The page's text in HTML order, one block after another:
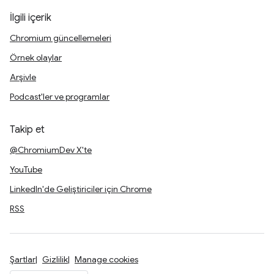
İlgili içerik
Chromium güncellemeleri
Örnek olaylar
Arşivle
Podcast'ler ve programlar
Takip et
@ChromiumDev X'te
YouTube
LinkedIn'de Geliştiriciler için Chrome
RSS
Şartlar Gizlilik Manage cookies